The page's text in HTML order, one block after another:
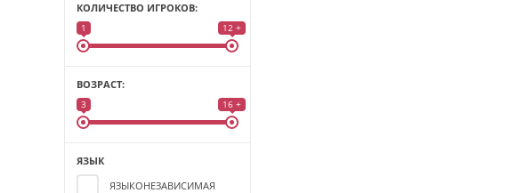
КОЛИЧЕСТВО ИГРОКОВ:
1 12 +
ВОЗРАСТ:
3 16 +
ЯЗЫК
ЯЗЫКОНЕЗАВИСИМАЯ